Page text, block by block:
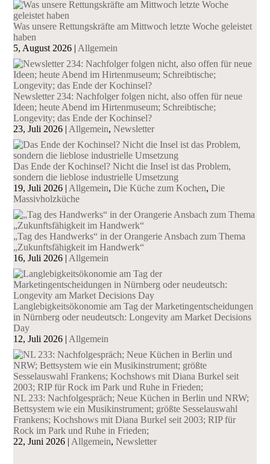
Was unsere Rettungskräfte am Mittwoch letzte Woche geleistet
haben
5, August 2026 | Allgemein
Newsletter 234: Nachfolger folgen nicht, also offen für neue
Ideen; heute Abend im Hirtenmuseum; Schreibtische;
Longevity; das Ende der Kochinsel?
23, Juli 2026 | Allgemein,Newsletter
Das Ende der Kochinsel? Nicht die Insel ist das Problem,
sondern die lieblose industrielle Umsetzung
19, Juli 2026 | Allgemein,Die Küche zum Kochen,Die
Massivholzküche
„Tag des Handwerks“ in der Orangerie Ansbach zum Thema
„Zukunftsfähigkeit im Handwerk“
16, Juli 2026 | Allgemein
Langlebigkeitsökonomie am Tag der Marketingentscheidungen
in Nürnberg oder neudeutsch: Longevity am Market Decisions
Day
12, Juli 2026 | Allgemein
NL 233: Nachfolgespräch; Neue Küchen in Berlin und NRW;
Bettsystem wie ein Musikinstrument; größte Sesselauswahl
Frankens; Kochshows mit Diana Burkel seit 2003; RIP für
Rock im Park und Ruhe in Frieden;
22, Juni 2026 | Allgemein,Newsletter